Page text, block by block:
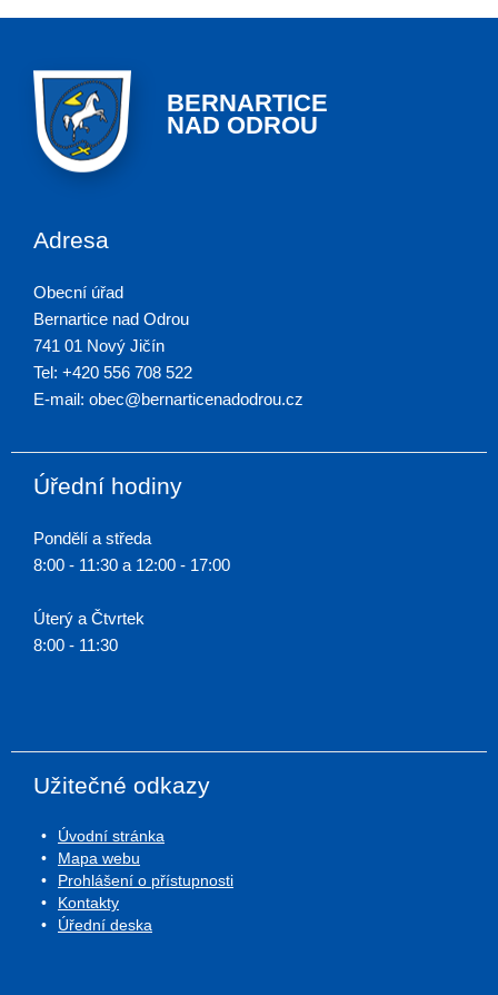
BERNARTICE
NAD ODROU
Adresa
Obecní úřad
Bernartice nad Odrou
741 01 Nový Jičín
Tel: +420 556 708 522
E-mail: obec@bernarticenadodrou.cz
Úřední hodiny
Pondělí a středa
8:00 - 11:30 a 12:00 - 17:00
Úterý a Čtvrtek
8:00 - 11:30
Užitečné odkazy
Úvodní stránka
Mapa webu
Prohlášení o přístupnosti
Kontakty
Úřední deska